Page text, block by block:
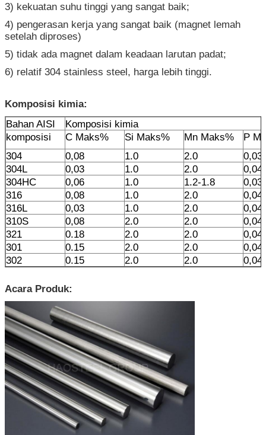
3) kekuatan suhu tinggi yang sangat baik;
4) pengerasan kerja yang sangat baik (magnet lemah
setelah diproses)
5) tidak ada magnet dalam keadaan larutan padat;
6) relatif 304 stainless steel, harga lebih tinggi.
Komposisi kimia:
Bahan AISI
Komposisi kimia
komposisi
C Maks% Si Maks% Mn Maks%
P
304
0,08 1.0 2.0
304L
0,03 1.0 2.0
0,04
304HC
0,06 1.0 1.2-1.8
316
0,08 1.0 2.0
0,04
316L
0,03 1.0 2.0
0,04
310S
0,08 2.0 2.0
0,04
321
0.18 2.0 2.0
301
0.15 2.0 2.0
0,04
302
0.15 2.0 2.0 0,04
Acara Produk: